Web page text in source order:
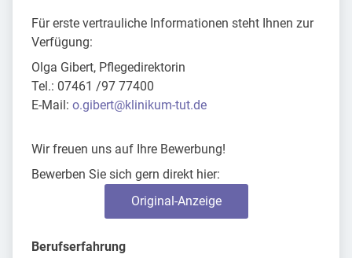
Für erste vertrauliche Informationen steht Ihnen zur
Verfügung:
Olga Gibert, Pflegedirektorin
Tel.: 07461 /97 77400
E-Mail: o.gibert@klinikum-tut.de
Wir freuen uns auf Ihre Bewerbung!
Bewerben Sie sich gern direkt hier:
Original-Anzeige
Berufserfahrung